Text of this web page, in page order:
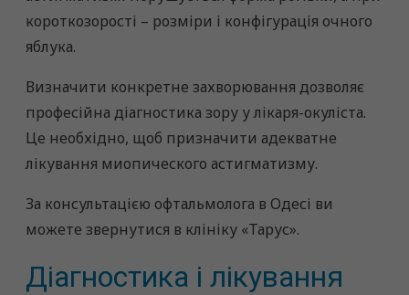
короткозорості – розміри і конфігурація очного
яблука.
Визначити конкретне захворювання дозволяє
професійна діагностика зору у лікаря-окуліста.
Це необхідно, щоб призначити адекватне
лікування миопического астигматизму.
За консультацією офтальмолога в Одесі ви
можете звернутися в клініку «Тарус».
Діагностика і лікування